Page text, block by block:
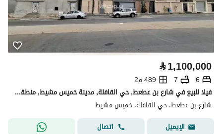
⃁1,100,000
6
7
489 م2
فيلا للبيع في شارع بن عطعط, حي القافلة, مدينة خميس مشيط, منطقة عسير
شارع بن عطعط، حي القافلة، خميس مشيط
الإيميل
اتصال